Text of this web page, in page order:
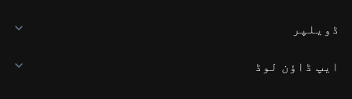
ڈویلپر
ایپ ڈاؤن لوڈ